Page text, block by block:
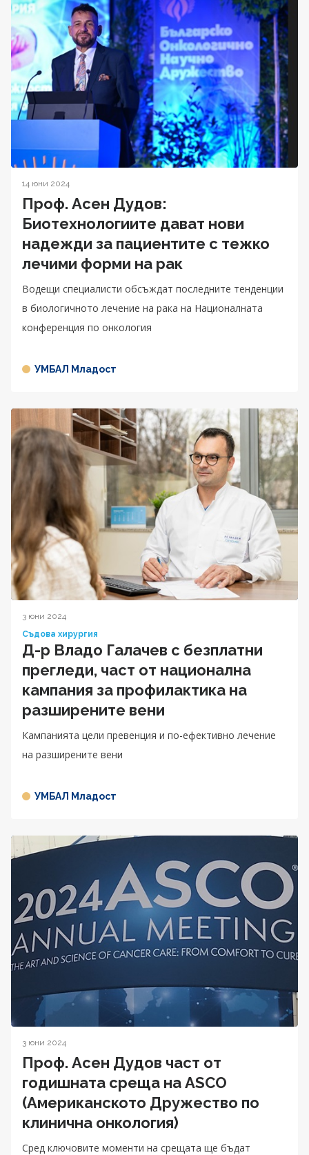
14 юни 2024
Проф. Асен Дудов:
Биотехнологиите дават нови
надежди за пациентите с тежко
лечими форми на рак
Водещи специалисти обсъждат последните тенденции
в биологичното лечение на рака на Националната
конференция по онкология
УМБАЛ Младост
3 юни 2024
Съдова хирургия
Д-р Владо Галачев с безплатни
прегледи, част от национална
кампания за профилактика на
разширените вени
Кампанията цели превенция и по-ефективно лечение
на разширените вени
УМБАЛ Младост
3 юни 2024
Проф. Асен Дудов част от
годишната среща на ASCO
(Американското Дружество по
клинична онкология)
Сред ключовите моменти на срещата ще бъдат